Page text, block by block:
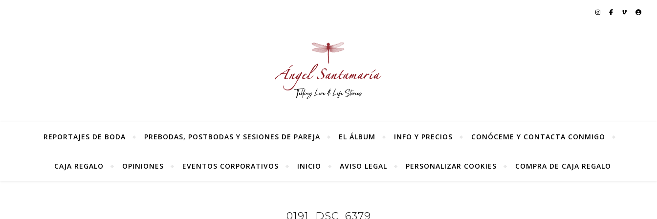
REPORTAJES DE BODA PREBODAS, POSTBODAS Y SESIONES DE PAREJA EL ÁLBUM INFO Y PRECIOS CONÓCEME Y CONTACTA CONMIGO
CAJA REGALO OPINIONES EVENTOS CORPORATIVOS INICIO AVISO LEGAL PERSONALIZAR COOKIES COMPRA DE CAJA REGALO
0191_DSC_6379